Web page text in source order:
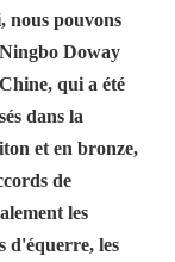
nous pouvons
Ningbo Doway
qui a été
dans la
et en bronze,
de
les
d'équerre, les